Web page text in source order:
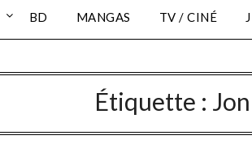
BD MANGAS TV / CINÉ
Étiquette :